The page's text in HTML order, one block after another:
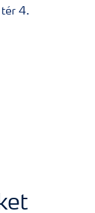
tér 4.